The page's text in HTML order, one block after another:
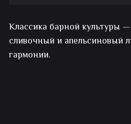
Б52
Классика барной культуры
сливочный и апельсиновый
гармонии.